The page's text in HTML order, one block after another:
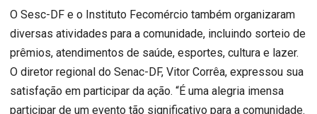
O Sesc-DF e o Instituto Fecomércio também organizaram
diversas atividades para a comunidade, incluindo sorteio de
prêmios, atendimentos de saúde, esportes, cultura e lazer.
O diretor regional do Senac-DF, Vitor Corrêa, expressou sua
satisfação em participar da ação. “É uma alegria imensa
participar de um evento tão significativo para a comunidade.